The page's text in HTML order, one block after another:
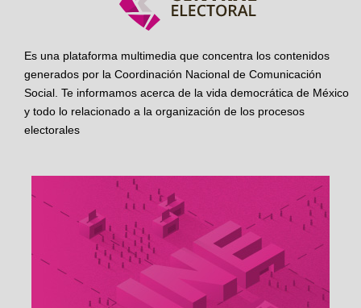
Es una plataforma multimedia que concentra los contenidos
generados por la Coordinación Nacional de Comunicación
Social. Te informamos acerca de la vida democrática de México
y todo lo relacionado a la organización de los procesos
electorales